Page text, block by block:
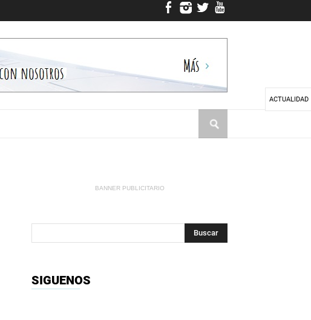
BANNER PUBLICITARIO
SIGUENOS
ACTUALIDAD